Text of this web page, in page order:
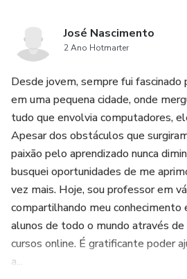
José Nascimento
2 Ano Hotmarter
Desde jovem, sempre fui fascinado
em uma pequena cidade, onde
tudo que envolvia computadores,
Apesar dos obstáculos que
paixão pelo aprendizado nunca
busquei oportunidades de me
vez mais. Hoje, sou professor em
compartilhando meu conhecimento
alunos de todo o mundo através
cursos online. É gratificante poder
a...